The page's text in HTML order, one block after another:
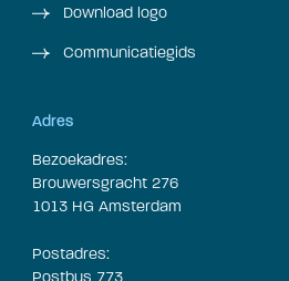
Download logo
Communicatiegids
Adres
Bezoekadres:
Brouwersgracht 276
1013 HG Amsterdam
Postadres:
Postbus 773